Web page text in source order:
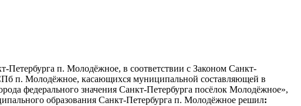
Петербурга п. Молодёжное, в соответствии с Законом Санкт-
п. Молодёжное, касающихся муниципальной составляющей в
федерального значения Санкт-Петербурга посёлок Молодёжное»,
образования Санкт-Петербурга п. Молодёжное решил: